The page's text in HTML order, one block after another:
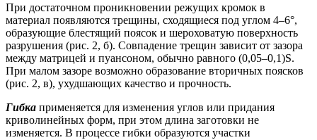
При достаточном проникновении режущих кромок в
материал появляются трещины, сходящиеся под углом 4–6°,
образующие блестящий поясок и шероховатую поверхность
разрушения (рис. 2, б). Совпадение трещин зависит от зазора
между матрицей и пуансоном, обычно равного (0,05–0,1)S.
При малом зазоре возможно образование вторичных поясков
(рис. 2, в), ухудшающих качество и прочность.
Гибка применяется для изменения углов или придания
криволинейных форм, при этом длина заготовки не
изменяется. В процессе гибки образуются участки